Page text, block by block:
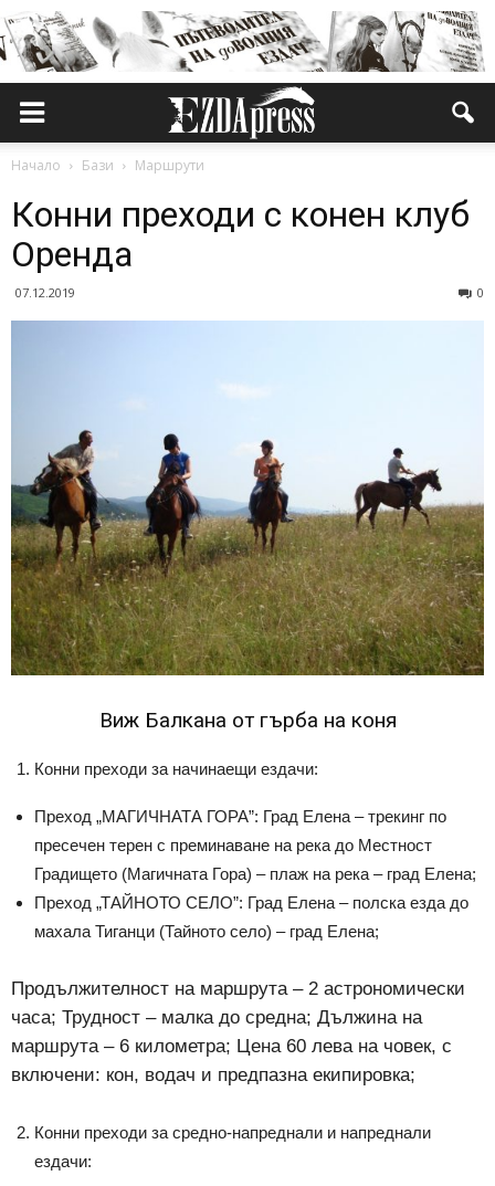
Начало Бази Маршрути
Конни преходи с конен клуб
Оренда
07.12.2019 0
Виж Балкана от гърба на коня
Конни преходи за начинаещи ездачи:
Преход „МАГИЧНАТА ГОРА”: Град Елена – трекинг по
пресечен терен с преминаване на река до Местност
Градището (Магичната Гора) – плаж на река – град Елена;
Преход „ТАЙНОТО СЕЛО”: Град Елена – полска езда до
махала Тиганци (Тайното село) – град Елена;
Продължителност на маршрута – 2 астрономически
часа; Трудност – малка до средна; Дължина на
маршрута – 6 километра; Цена 60 лева на човек, с
включени: кон, водач и предпазна екипировка;
Конни преходи за средно-напреднали и напреднали
ездачи: